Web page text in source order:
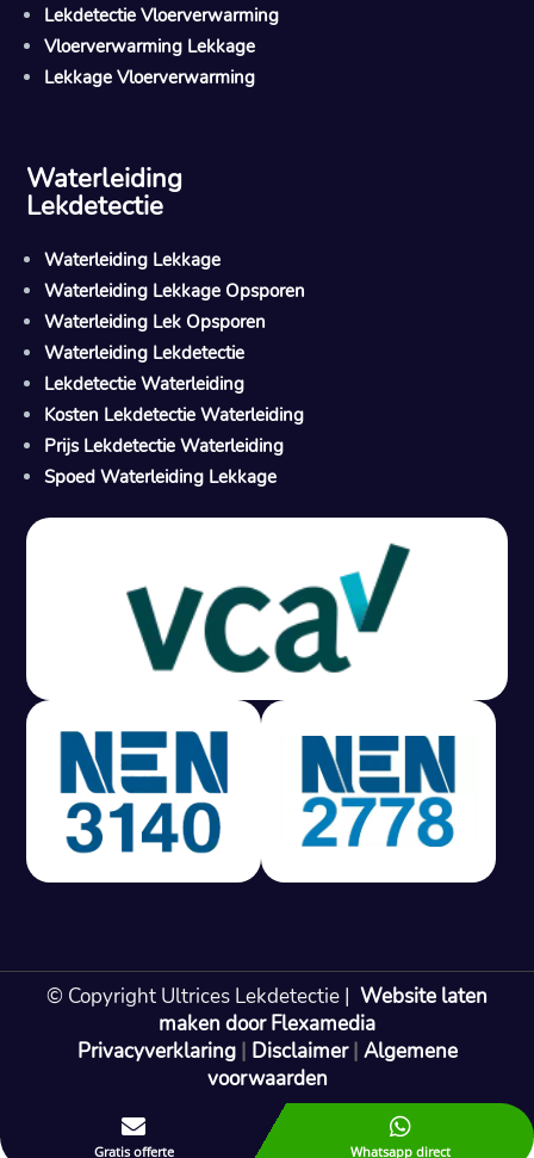
M
Gratis offerte in 24 uur
Geen lekkage? Geen betaling.
Vast tarief van € 395,- exc btw.
Rapport binnen 3 werkdagen.
100% RIsicovrij.
Vaak vergoed door verzekeraar.
Gratis offerte in 24 uur
Bel: 085 080 55 42
Lekdetectie Vloerverwarming
Vloerverwarming Lekkage
Lekkage Vloerverwarming
Waterleiding
Lekdetectie
Waterleiding Lekkage
Waterleiding Lekkage Opsporen
Waterleiding Lek Opsporen
Waterleiding Lekdetectie
Lekdetectie Waterleiding
Kosten Lekdetectie Waterleiding
Prijs Lekdetectie Waterleiding
Spoed Waterleiding Lekkage
© Copyright Ultrices Lekdetectie | Website laten
maken door Flexamedia
Privacyverklaring| Disclaimer| Algemene
voorwaarden

Gratis offerte

Whatsapp direct